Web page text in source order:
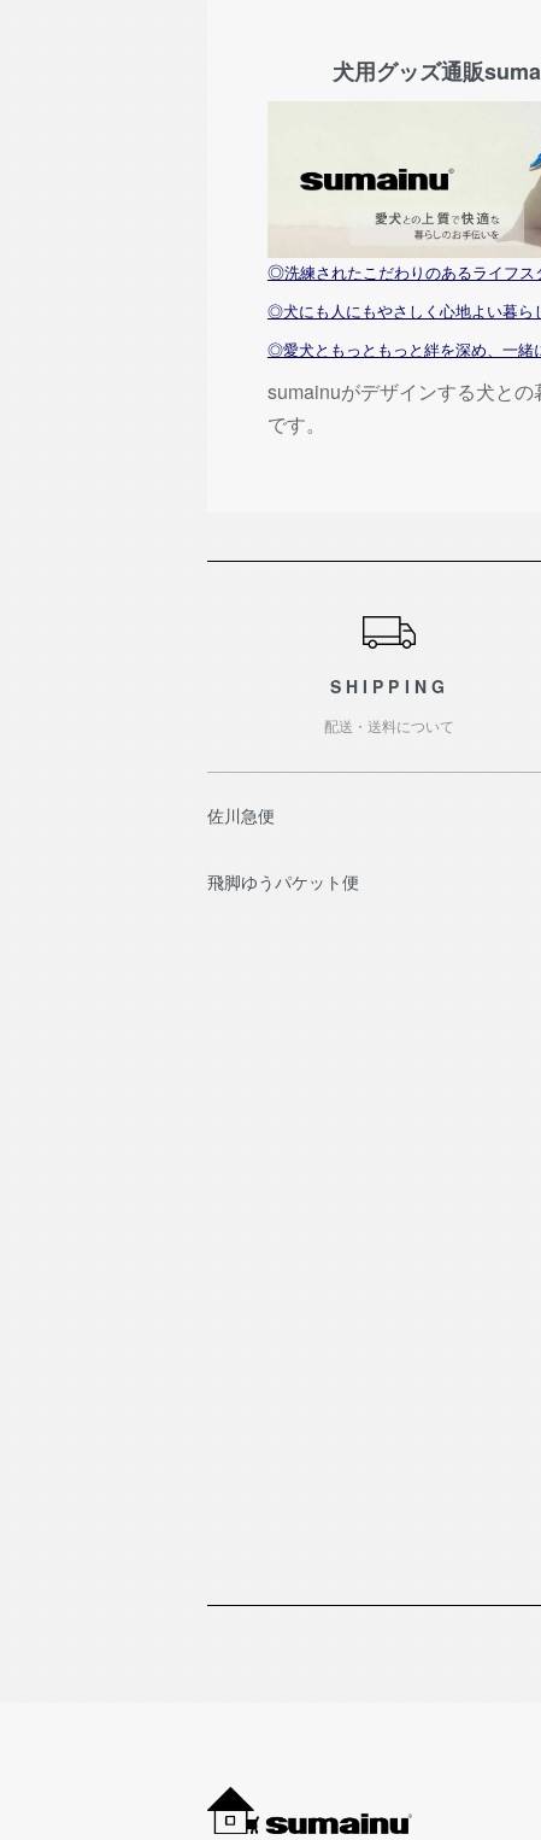
犬用グッズ通販
◎洗練されたこだわりのあるライフス
◎犬にも人にもやさしく心地よい暮ら
◎愛犬ともっともっと絆を深め、一緒
sumainuがデザインする犬と
です。
SHIPPING
配送・送料について
佐川急便
飛脚ゆうパケット便